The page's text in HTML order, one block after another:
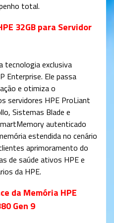
total.
32GB para Servidor
tecnologia exclusiva
Enterprise. Ele passa
e otimiza o
servidores HPE ProLiant
Sistemas Blade e
autenticado
estendida no cenário
aprimoramento do
de saúde ativos HPE e
da HPE.
da Memória HPE
Gen 9